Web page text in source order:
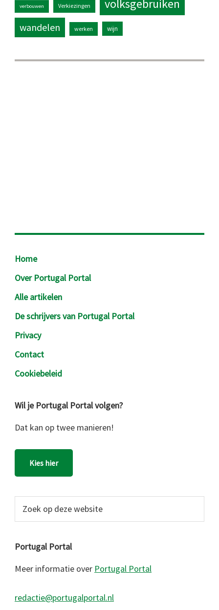
verbouwen Verkiezingen volksgebruiken
wandelen werken wijn
Footer
Home
Over Portugal Portal
Alle artikelen
De schrijvers van Portugal Portal
Privacy
Contact
Cookiebeleid
Wil je Portugal Portal volgen?
Dat kan op twee manieren!
Kies hier
website
Portugal Portal
Meer informatie over Portugal Portal
redactie@portugalportal.nl